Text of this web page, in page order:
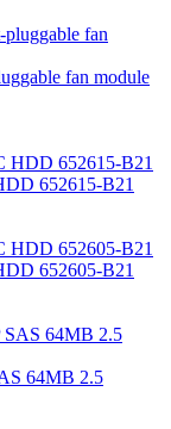
fan module
652615-B21
652605-B21
64MB 2.5